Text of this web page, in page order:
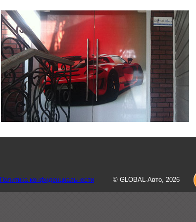
Политика конфиденциальности © GLOBAL-Авто, 2026